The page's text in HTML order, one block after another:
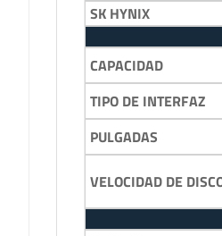
SK HYNIX
CAPACIDAD
TIPO DE INTERFAZ
PULGADAS
VELOCIDAD DE